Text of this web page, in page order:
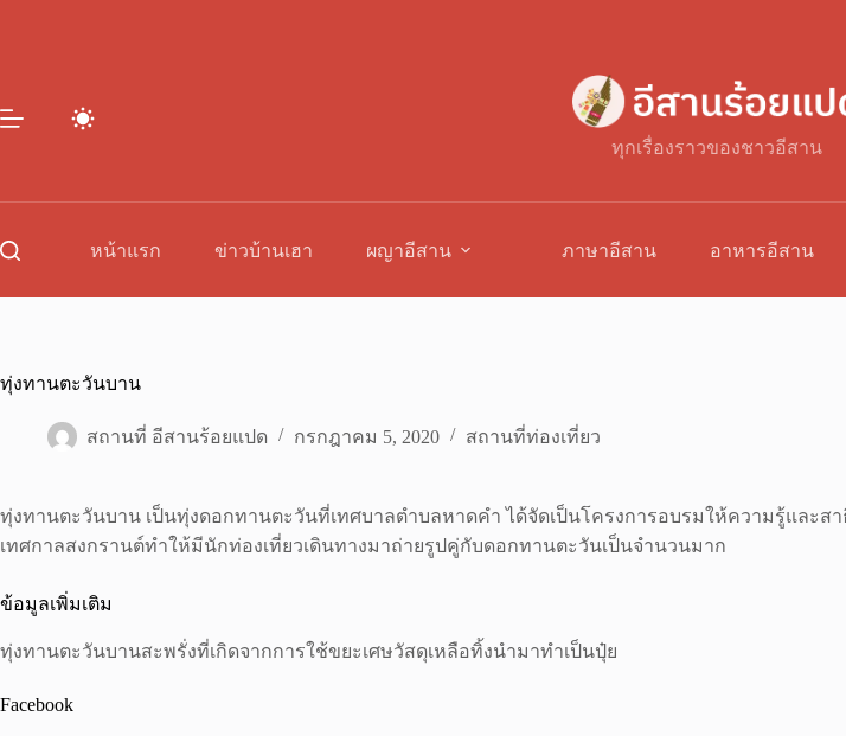
ทุกเรื่องราวของชาวอีสาน
หน้าแรก ข่าวบ้านเฮา ผญาอีสาน ภาษาอีสาน อาหารอีสาน
ทุ่งทานตะวันบาน
สถานที่ อีสานร้อยแปด กรกฎาคม 5, 2020 สถานที่ท่องเที่ยว
ทุ่งทานตะวันบาน เป็นทุ่งดอกทานตะวันที่เทศบาลตำบลหาดคำ ได้จัดเป็นโครงการอบรมให้ความรู้และ
เทศกาลสงกรานต์ทำให้มีนักท่องเที่ยวเดินทางมาถ่ายรูปคู่กับดอกทานตะวันเป็นจำนวนมาก
ข้อมูลเพิ่มเติม
ทุ่งทานตะวันบานสะพรั่งที่เกิดจากการใช้ขยะเศษวัสดุเหลือทิ้งนำมาทำเป็นปุ๋ย
Facebook